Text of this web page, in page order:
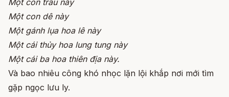
Một con trâu này
Một con dê này
Một gánh lụa hoa lê này
Một cái thủy hoa lung tung này
Một cái ba hoa thiên địa này.
Và bao nhiêu công khó nhọc lặn lội khắp nơi mới tìm
gặp ngọc lưu ly.